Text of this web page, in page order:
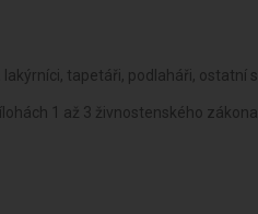
tapetáři, podlaháři, ostatní
1 až 3 živnostenského